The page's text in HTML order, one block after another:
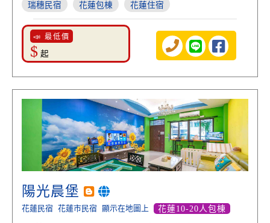
瑞穗民宿 花蓮包棟 花蓮住宿
📣 最低價
$ 起
陽光晨堡
花蓮民宿 花蓮市民宿 顯示在地圖上 花蓮10-20人包棟